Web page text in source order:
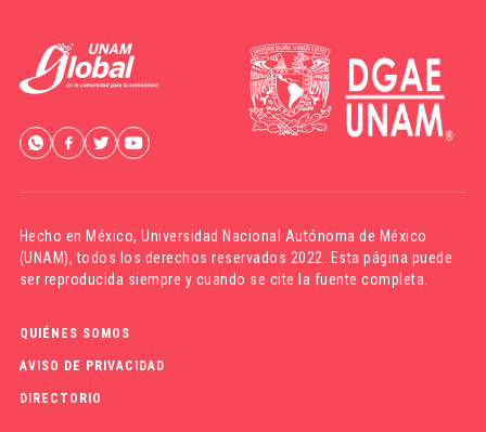
Hecho en México,Universidad Nacional Autónoma de México
(UNAM), todos los derechos reservados 2022. Esta página puede
ser reproducida siempre y cuando se cite la fuente completa.
QUIÉNES SOMOS
AVISO DE PRIVACIDAD
DIRECTORIO